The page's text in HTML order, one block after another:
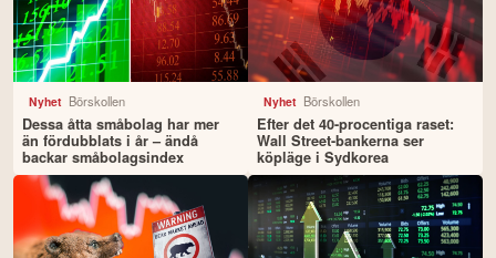
Nyhet Börskollen
Dessa åtta småbolag har mer
än fördubblats i år – ändå
backar småbolagsindex
Nyhet Börskollen
Efter det 40-procentiga raset:
Wall Street-bankerna ser
köpläge i Sydkorea